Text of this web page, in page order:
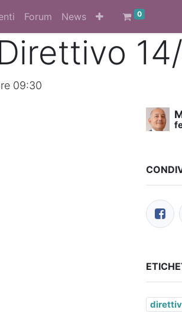
Forum News 0
09:30